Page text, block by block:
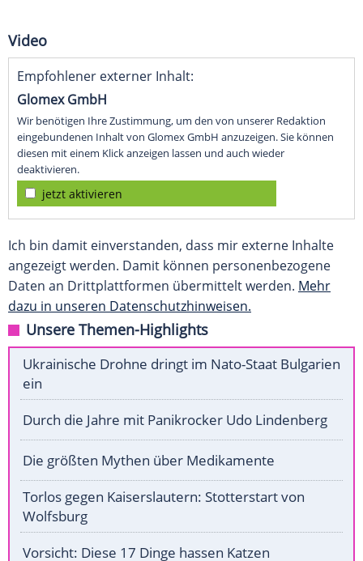
Video
Empfohlener externer Inhalt:
Glomex GmbH
Wir benötigen Ihre Zustimmung, um den von unserer Redaktion
eingebundenen Inhalt von Glomex GmbH anzuzeigen. Sie können
diesen mit einem Klick anzeigen lassen und auch wieder
deaktivieren.
jetzt aktivieren
Ich bin damit einverstanden, dass mir externe Inhalte
angezeigt werden. Damit können personenbezogene
Daten an Drittplattformen übermittelt werden. Mehr
dazu in unseren Datenschutzhinweisen.
Unsere Themen-Highlights
Ukrainische Drohne dringt im Nato-Staat Bulgarien
ein
Durch die Jahre mit Panikrocker Udo Lindenberg
Die größten Mythen über Medikamente
Torlos gegen Kaiserslautern: Stotterstart von
Wolfsburg
Vorsicht: Diese 17 Dinge hassen Katzen